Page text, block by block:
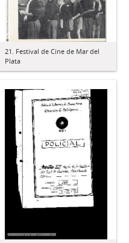
21. Festival de Cine de Mar del
Plata